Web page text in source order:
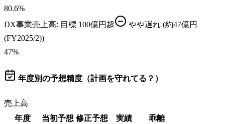
80.6%
DX事業売上高: 目標 100億円超 やや遅れ (約47億円
(FY2025/2))
47%
年度別の予想精度（計画を守れてる？）
売上高
年度
当初予想 修正予想 実績
乖離